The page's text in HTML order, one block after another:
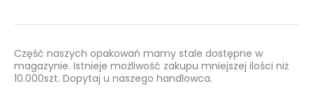
Część naszych opakowań mamy stale dostępne w
magazynie. Istnieje możliwość zakupu mniejszej ilości niż
10.000szt. Dopytaj u naszego handlowca.